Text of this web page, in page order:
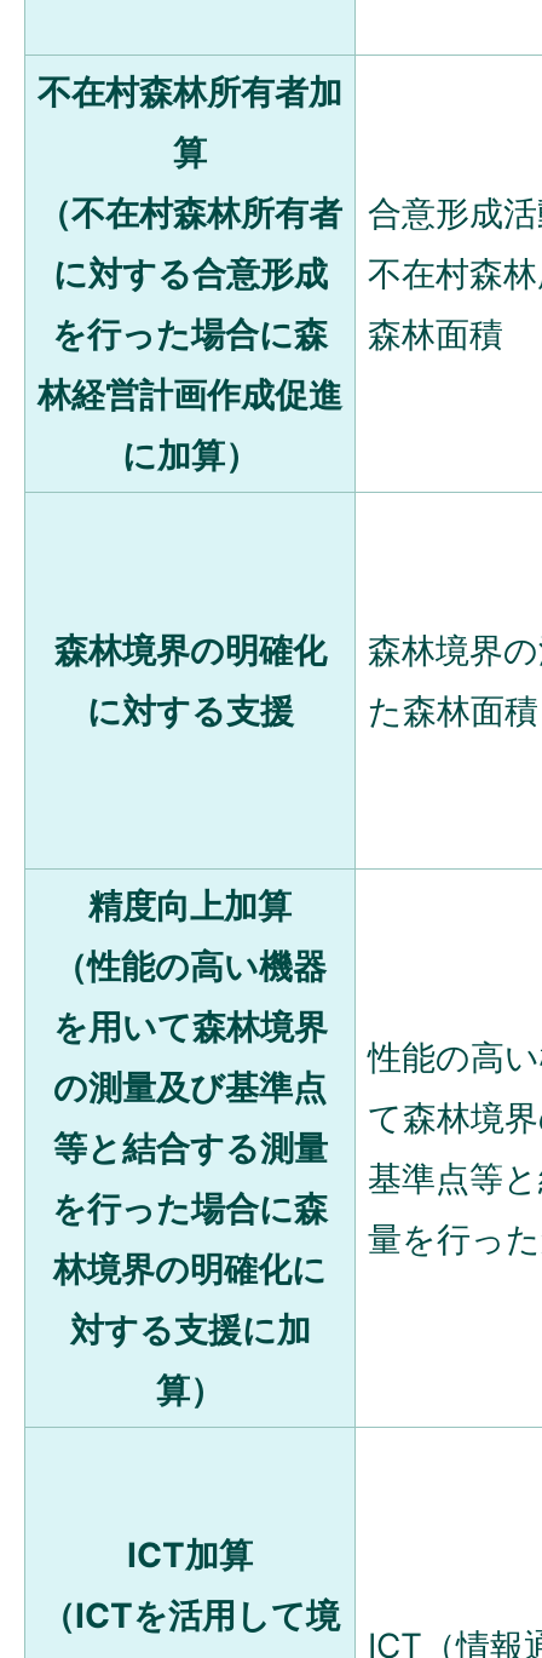
不在村森林所有者加
算
（不在村森林所有者
に対する合意形成
を行った場合に森
林経営計画作成促進
に加算）
合意形成
不在村森
森林面積
森林境界の明確化
に対する支援
森林境界
た森林面積
精度向上加算
（性能の高い機器
を用いて森林境界
の測量及び基準点
等と結合する測量
を行った場合に森
林境界の明確化に
対する支援に加
算）
性能の高
て森林境
基準点等
量を行っ
ICT加算
（ICTを活用して境
ICT（情報